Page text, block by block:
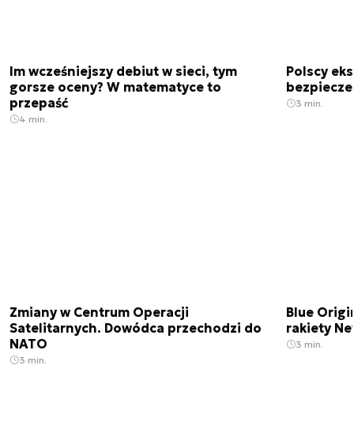
Im wcześniejszy debiut w sieci, tym
gorsze oceny? W matematyce to
przepaść
4 min.
Polscy
3 min.
Zmiany w Centrum Operacji
Satelitarnych. Dowódca przechodzi do
NATO
3 min.
Blue
rakiety
3 min.